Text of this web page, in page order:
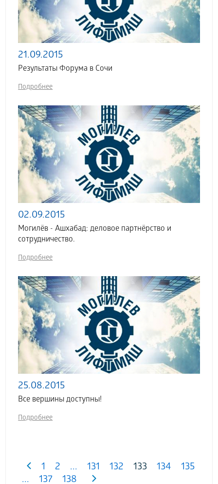
21.09.2015
Результаты Форума в Сочи
Подробнее
02.09.2015
Могилёв - Ашхабад: деловое партнёрство и
сотрудничество.
Подробнее
25.08.2015
Все вершины доступны!
Подробнее
1 2 ... 131 132 133 134
135
...
137 138